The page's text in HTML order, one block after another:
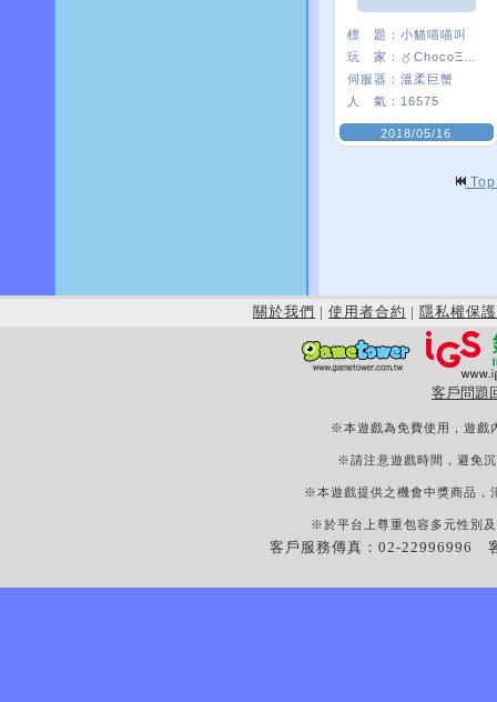
標 題： 小貓喵喵叫
玩 家：
伺服器： 溫柔巨蟹
人 氣： 16575
2018/05/16
關於我們 | 使用者合約 | 隱私權保護
客戶問題
※本遊戲為免費使用，遊戲
※請注意遊戲時間，避免
※本遊戲提供之機會中獎商品，
※於平台上尊重包容多元性別
客戶服務傳真：02-22996996